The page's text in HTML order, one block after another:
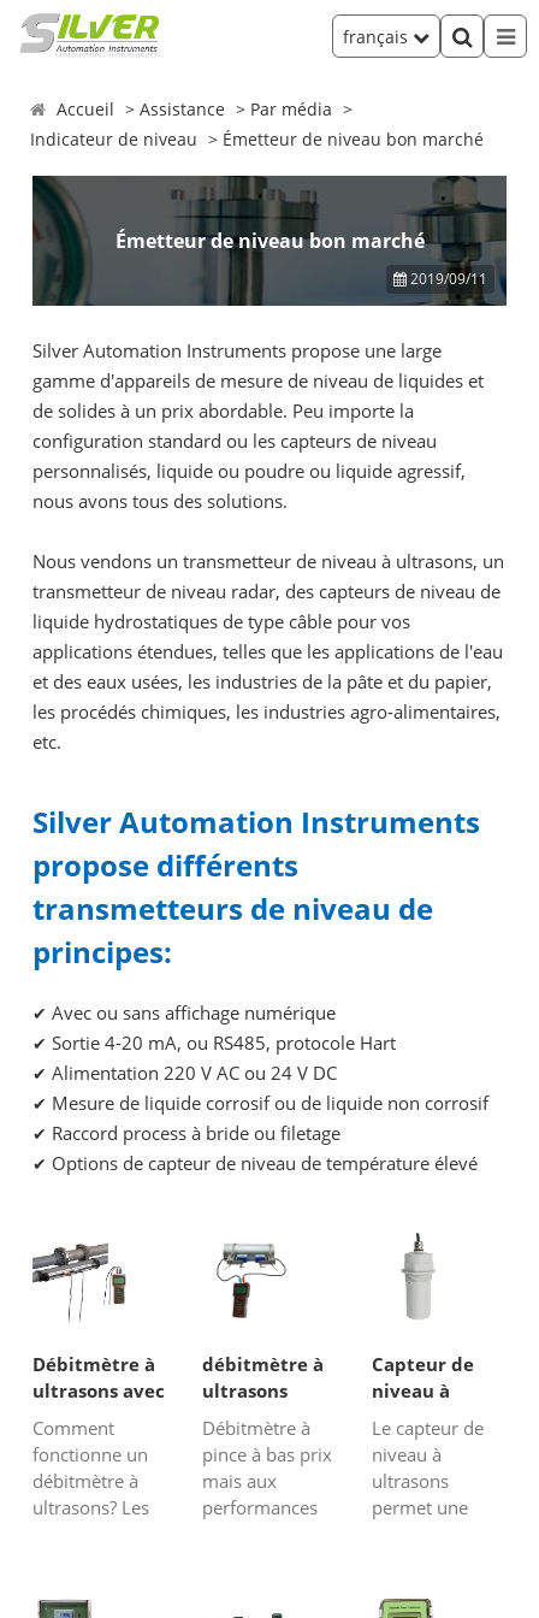
français
Accueil Assistance
Par média
Indicateur de niveau
Émetteur de niveau bon marché
Émetteur de niveau bon marché
2019/09/11
Silver Automation Instruments propose une large
gamme d'appareils de mesure de niveau de liquides et
de solides à un prix abordable. Peu importe la
configuration standard ou les capteurs de niveau
personnalisés, liquide ou poudre ou liquide agressif,
nous avons tous des solutions.
Nous vendons un transmetteur de niveau à ultrasons, un
transmetteur de niveau radar, des capteurs de niveau de
liquide hydrostatiques de type câble pour vos
applications étendues, telles que les applications de l'eau
et des eaux usées, les industries de la pâte et du papier,
les procédés chimiques, les industries agro-alimentaires,
etc.
Silver Automation Instruments
propose différents
transmetteurs de niveau de
principes:
✔ Avec ou sans affichage numérique
✔ Sortie 4-20 mA, ou RS485, protocole Hart
✔ Alimentation 220 V AC ou 24 V DC
✔ Mesure de liquide corrosif ou de liquide non corrosif
✔ Raccord process à bride ou filetage
✔ Options de capteur de niveau de température élevé
Débitmètre à
ultrasons avec
transducteurs
de rail
d'alignement
Comment
fonctionne un
débitmètre à
ultrasons? Les
principe de la
débitmètre à
ultrasons
portable à
pince
Débitmètre à
pince à bas prix
mais aux
performances
transmetteurs
Capteur de
niveau à
ultrasons avec
sortie 4-20mA
Le capteur de
niveau à
ultrasons
permet une
contact et sans